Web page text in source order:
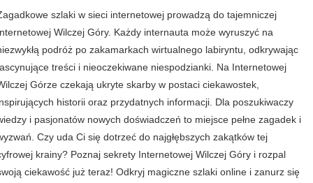
szlaki w sieci internetowej prowadzą do tajemniczej
Wilczej Góry. Każdy internauta może wyruszyć na
podróż po zakamarkach wirtualnego labiryntu, odkrywając
treści i nieoczekiwane niespodzianki. Na Internetowej
Górze czekają ukryte skarby w postaci ciekawostek,
historii oraz przydatnych informacji. Dla poszukiwaczy
i pasjonatów nowych doświadczeń to miejsce pełne zagadek i
Czy uda Ci się dotrzeć do najgłębszych zakątków tej
krainy? Poznaj sekrety Internetowej Wilczej Góry i rozpal
ciekawość już teraz! Odkryj magiczne szlaki online i zanurz się